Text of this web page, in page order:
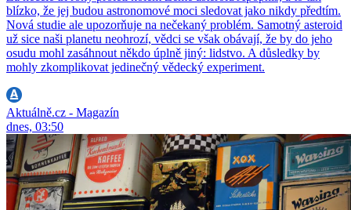
blízko, že jej budou astronomové moci sledovat jako nikdy předtím.
Nová studie ale upozorňuje na nečekaný problém. Samotný asteroid
už sice naši planetu neohrozí, vědci se však obávají, že by do jeho
osudu mohl zasáhnout někdo úplně jiný: lidstvo. A důsledky by
mohly zkomplikovat jedinečný vědecký experiment.
Aktuálně.cz - Magazín
dnes, 03:50